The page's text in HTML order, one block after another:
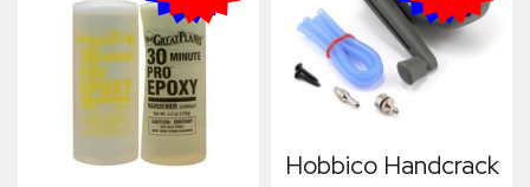
Hobbico Handcrack